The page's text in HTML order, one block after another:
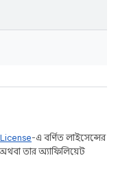
-এ বর্ণিত লাইসেন্সের
তার অ্যাফিলিয়েট